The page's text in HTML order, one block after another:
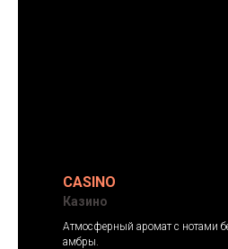
CASINO
Казино
Атмосферный аромат с нотами
амбры.